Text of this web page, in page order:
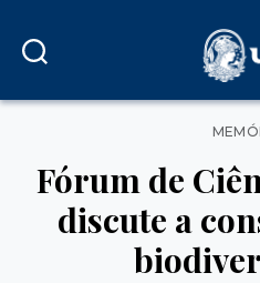
Fórum de
discute a